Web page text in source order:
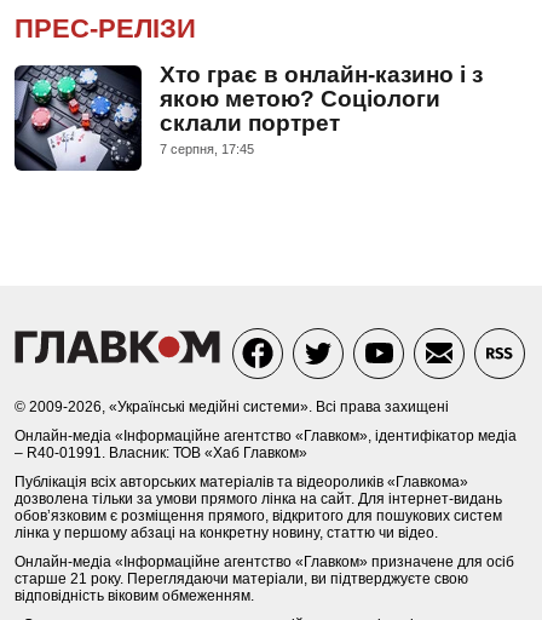
ПРЕС-РЕЛІЗИ
Хто грає в онлайн-казино і з
якою метою? Соціологи
склали портрет
7 серпня, 17:45
© 2009-2026, «Українські медійні системи». Всі права захищені
Онлайн-медіа «Інформаційне агентство «Главком», ідентифікатор медіа
– R40-01991. Власник: ТОВ «Хаб Главком»
Публікація всіх авторських матеріалів та відеороликів «Главкома»
дозволена тільки за умови прямого лінка на сайт. Для інтернет-видань
обов’язковим є розміщення прямого, відкритого для пошукових систем
лінка у першому абзаці на конкретну новину, статтю чи відео.
Онлайн-медіа «Інформаційне агентство «Главком» призначене для осіб
старше 21 року. Переглядаючи матеріали, ви підтверджуєте свою
відповідність віковим обмеженням.